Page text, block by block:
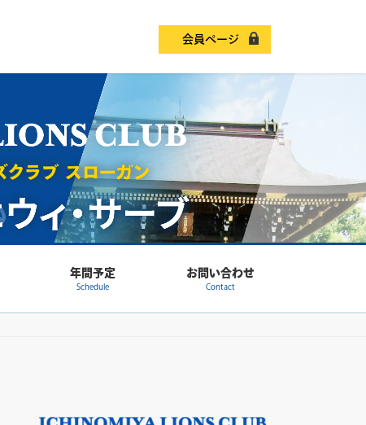
会員ページ
年間予定
Schedule
お問い合わせ
Contact